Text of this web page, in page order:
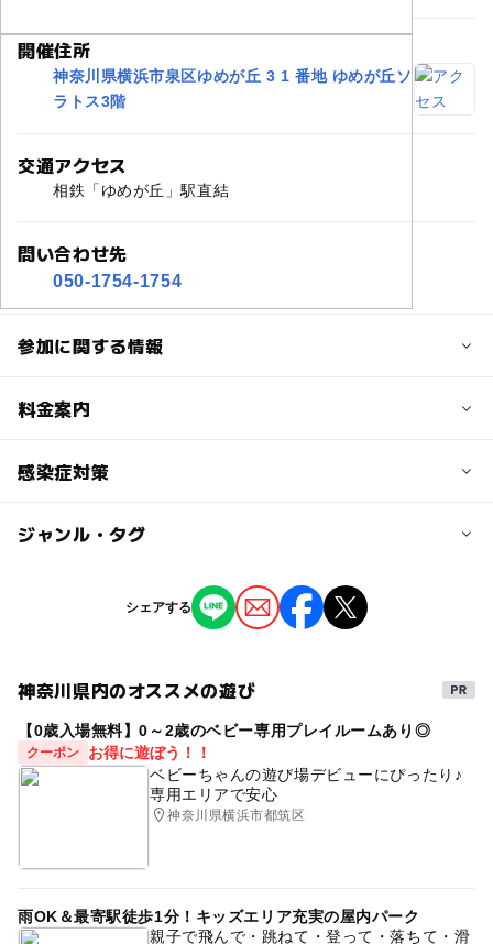
開催住所
神奈川県横浜市泉区ゆめが丘 3 1 番地 ゆめが丘ソ
ラトス3階
交通アクセス
相鉄「ゆめが丘」駅直結
問い合わせ先
050-1754-1754
参加に関する情報
定員
ださい。
0歳･1歳･2歳の赤ちゃん(乳児･幼児)
予約/応募
予約必要
最終応募締切 2026-2-9(月)
無料相談は、当社にて提携している保険代理店によるサー
料金案内
子供の料金
感染症対策
新型コロナ感染症の５類認定に伴い、マスクの着用はお客
マスク着用もスタッフ個人に委ねておりますので予めご認
識お願いいたします。
もし、スタッフへのマスク着用をご要望の場合は、ご対応
れる場合は、お申し込み時の備考にご記載ください。 な
ておりますので安心してご参加ください
ジャンル・タグ
タグ
プロカメラマンが撮る プロカメラマンによる撮影
プロのカメラマン プロカメラマン こども撮影
おやこ撮影会 こども撮影会
#雨の日でもOK
シェアする
神奈川県内のオススメの遊び
【0歳入場無料】0～2歳のベビー専用プレイルームあり◎
クーポン
お得に遊ぼう！！
ベビーちゃんの遊び場デビューにぴったり♪
専用エリアで安心
神奈川県横浜市都筑区
雨OK＆最寄駅徒歩1分！キッズエリア充実の屋内パーク
親子で飛んで・跳ねて・登って・落ちて・滑